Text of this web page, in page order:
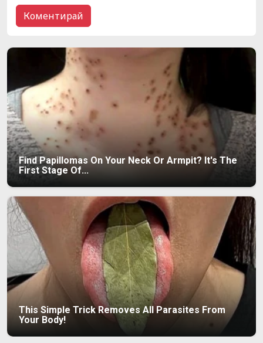
Find Papillomas On Your Neck Or Armpit? It's The
First Stage Of...
This Simple Trick Removes All Parasites From
Your Body!